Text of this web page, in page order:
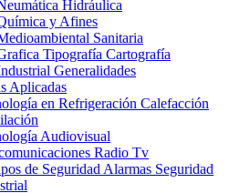
Hidráulica
y Afines
Sanitaria
Tipografía Cartografía
Generalidades
Aplicadas
en Refrigeración Calefacción
Audiovisual
Radio Tv
de Seguridad Alarmas Seguridad